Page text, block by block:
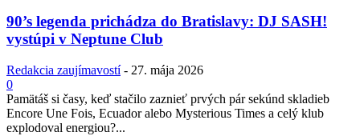
90’s legenda prichádza do Bratislavy: DJ SASH!
vystúpi v Neptune Club
Redakcia zaujímavostí - 27. mája 2026
0
Pamätáš si časy, keď stačilo zaznieť prvých pár sekúnd skladieb
Encore Une Fois, Ecuador alebo Mysterious Times a celý klub
explodoval energiou?...